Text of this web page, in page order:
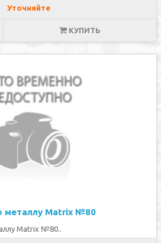
Уточняйте
КУПИТЬ
металлу Matrix №80
Matrix №80..